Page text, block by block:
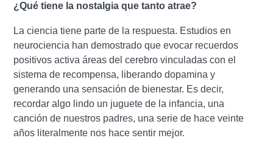
¿Qué tiene la nostalgia que tanto atrae?
La ciencia tiene parte de la respuesta. Estudios en
neurociencia han demostrado que evocar recuerdos
positivos activa áreas del cerebro vinculadas con el
sistema de recompensa, liberando dopamina y
generando una sensación de bienestar. Es decir,
recordar algo lindo un juguete de la infancia, una
canción de nuestros padres, una serie de hace veinte
años literalmente nos hace sentir mejor.